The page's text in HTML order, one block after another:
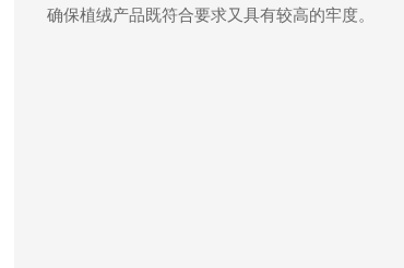
确保植绒产品既符合要求又具有较高的牢度。